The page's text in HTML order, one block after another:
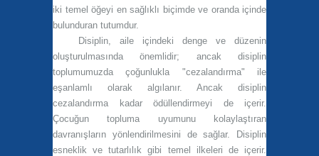
iki temel öğeyi en sağlıklı biçimde ve oranda içinde
bulunduran tutumdur.
Disiplin, aile içindeki denge ve düzenin
oluşturulmasında önemlidir; ancak disiplin
toplumumuzda çoğunlukla "cezalandırma" ile
eşanlamlı olarak algılanır. Ancak disiplin
cezalandırma kadar ödüllendirmeyi de içerir.
Çocuğun topluma uyumunu kolaylaştıran
davranışların yönlendirilmesini de sağlar. Disiplin
esneklik ve tutarlılık gibi temel ilkeleri de içerir.